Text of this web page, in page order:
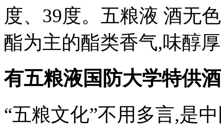
度、39度。五粮液 酒无
酯为主的酯类香气,味醇
有五粮液国防大学特供
“五粮文化”不用多言,是